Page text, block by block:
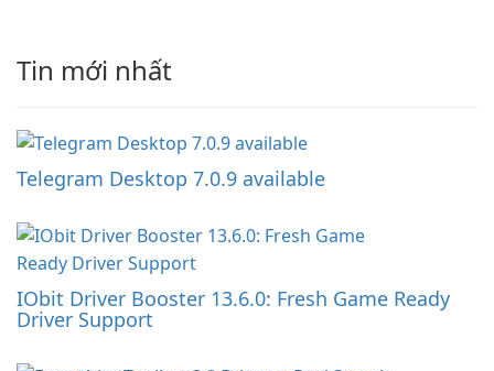
Tin mới nhất
Telegram Desktop 7.0.9 available
IObit Driver Booster 13.6.0: Fresh Game Ready
Driver Support